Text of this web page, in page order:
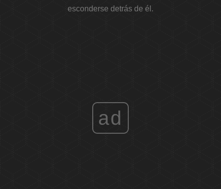
esconderse detrás de él.
ad